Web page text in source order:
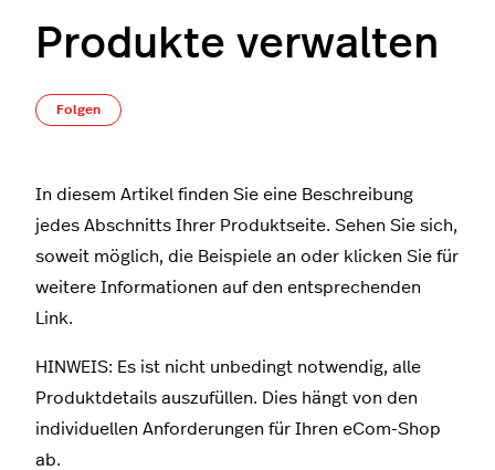
Produkte verwalten
Folgen
In diesem Artikel finden Sie eine Beschreibung
jedes Abschnitts Ihrer Produktseite. Sehen Sie sich,
soweit möglich, die Beispiele an oder klicken Sie für
weitere Informationen auf den entsprechenden
Link.
HINWEIS: Es ist nicht unbedingt notwendig, alle
Produktdetails auszufüllen. Dies hängt von den
individuellen Anforderungen für Ihren eCom-Shop
ab.